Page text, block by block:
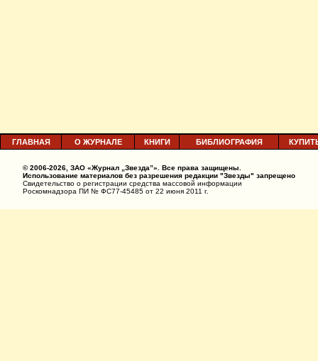
ГЛАВНАЯ О ЖУРНАЛЕ КНИГИ БИБЛИОГРАФИЯ
© 2006-2026, ЗАО «Журнал „Звезда”». Все права защищены.
Использование материалов без разрешения редакции "Звезды" запрещено
Свидетельство о регистрации средства массовой информации
Роскомнадзора ПИ № ФС77-45485 от 22 июня 2011 г.